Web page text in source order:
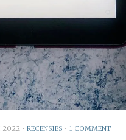
2022• RECENSIES • 1 COMMENT